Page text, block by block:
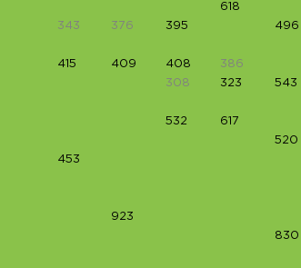
618
343 376 395 496
415 409 408 386
308 323 543
532 617
520
453
923
830